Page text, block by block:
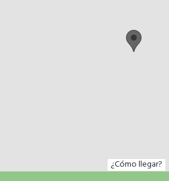
¿Cómo llegar?